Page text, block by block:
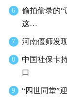
6
偷拍偷录的“
这…
7 河南偃师发
8
中国社保卡
口
9 “四世同堂”